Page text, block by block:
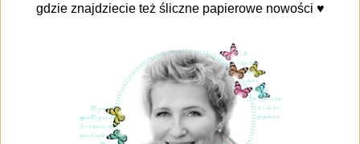
gdzie znajdziecie też śliczne papierowe nowości ♥